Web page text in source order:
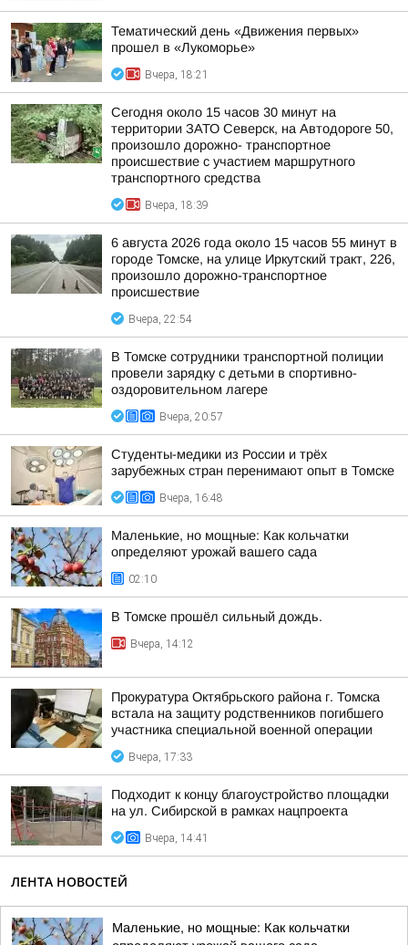
Тематический день «Движения первых»
прошел в «Лукоморье»
Вчера, 18:21
Сегодня около 15 часов 30 минут на
территории ЗАТО Северск, на Автодороге 50,
произошло дорожно- транспортное
происшествие с участием маршрутного
транспортного средства
Вчера, 18:39
6 августа 2026 года около 15 часов 55 минут в
городе Томске, на улице Иркутский тракт, 226,
произошло дорожно-транспортное
происшествие
Вчера, 22:54
В Томске сотрудники транспортной полиции
провели зарядку с детьми в спортивно-
оздоровительном лагере
Вчера, 20:57
Студенты-медики из России и трёх
зарубежных стран перенимают опыт в Томске
Вчера, 16:48
Маленькие, но мощные: Как кольчатки
определяют урожай вашего сада
02:10
В Томске прошёл сильный дождь.
Вчера, 14:12
Прокуратура Октябрьского района г. Томска
встала на защиту родственников погибшего
участника специальной военной операции
Вчера, 17:33
Подходит к концу благоустройство площадки
на ул. Сибирской в рамках нацпроекта
Вчера, 14:41
ЛЕНТА НОВОСТЕЙ
Маленькие, но мощные: Как кольчатки